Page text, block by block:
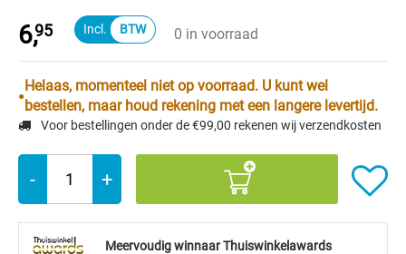
6,95 0 in voorraad
Helaas, momenteel niet op voorraad. U kunt wel
bestellen, maar houd rekening met een langere levertijd.
Voor bestellingen onder de €99,00 rekenen wij verzendkosten
- +
Meervoudig winnaar Thuiswinkelawards